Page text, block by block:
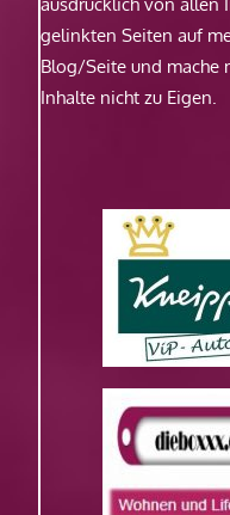
gelinkten Seiten auf
Blog/Seite und mache
Inhalte nicht zu Eigen.